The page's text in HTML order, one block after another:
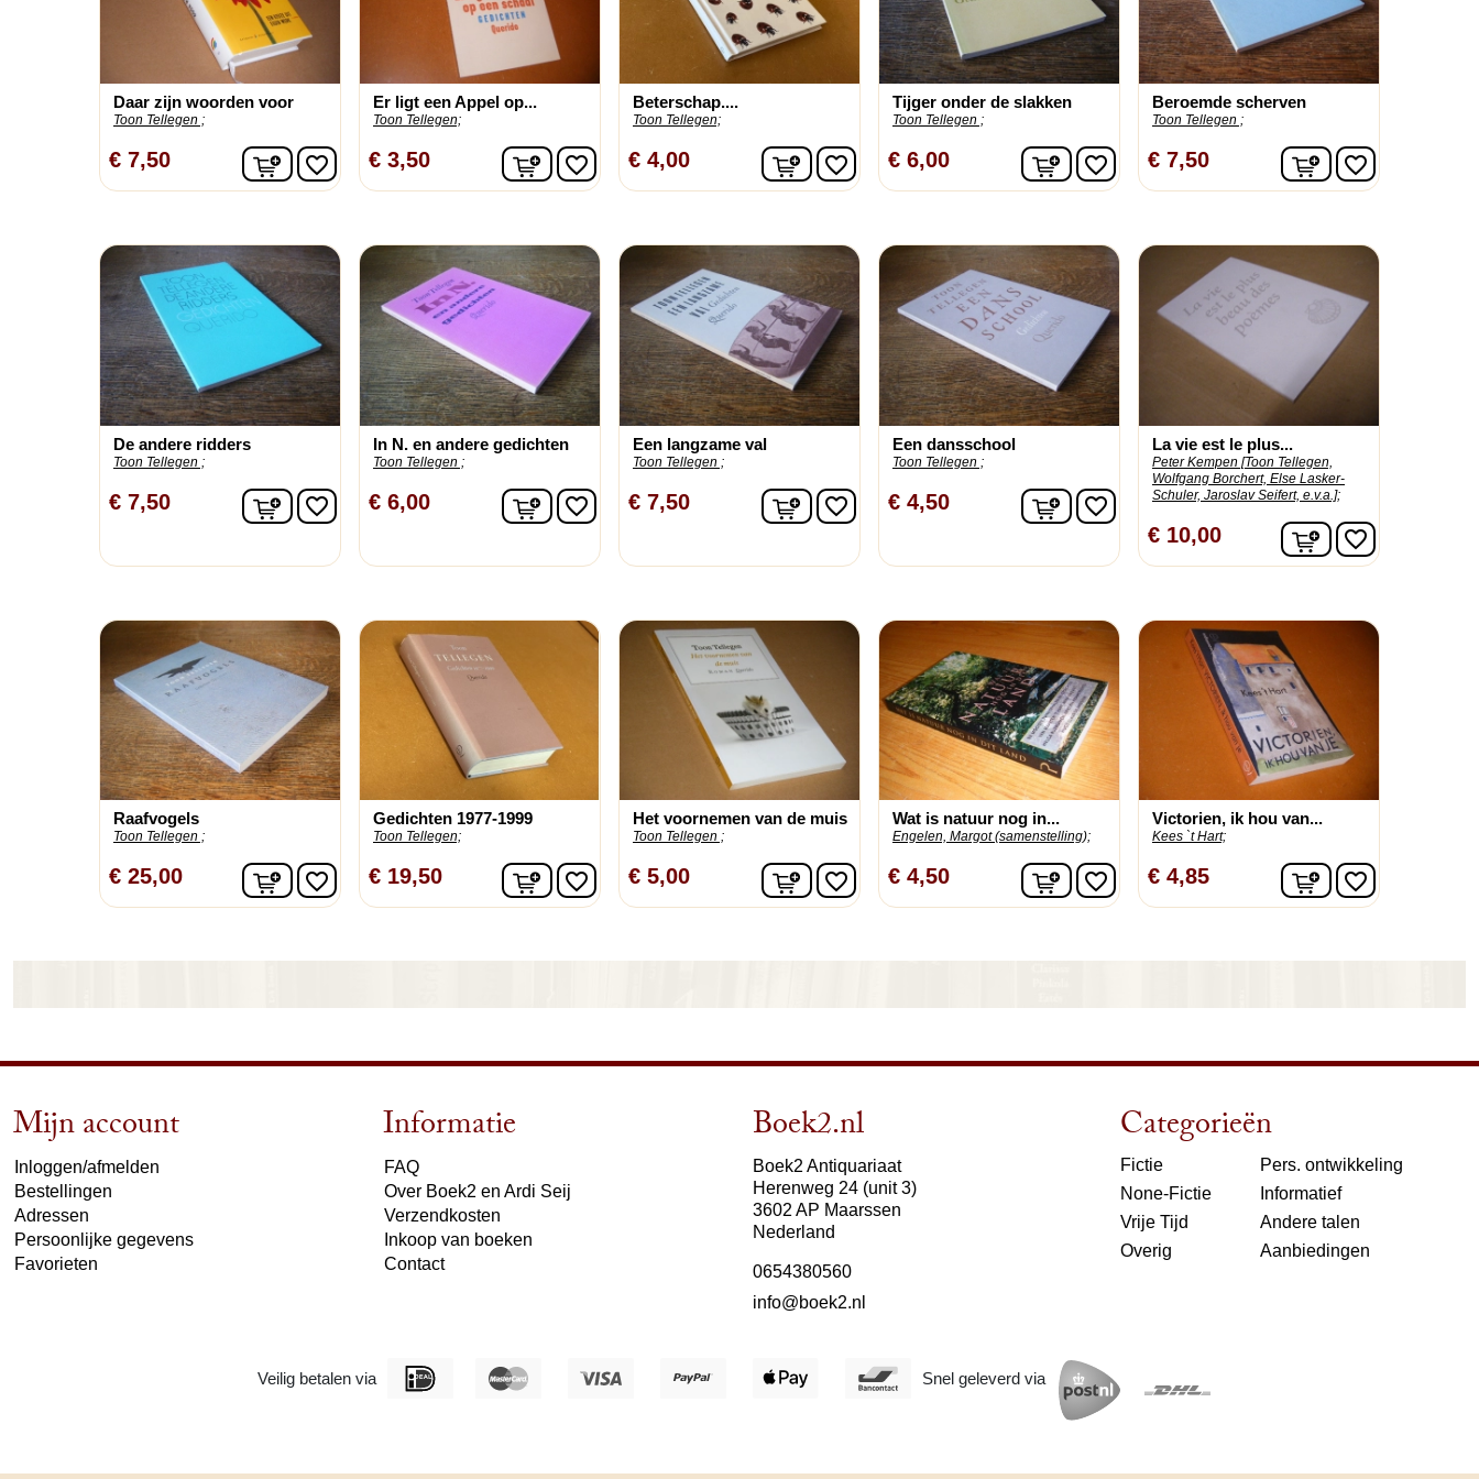
Daar zijn woorden voor
Toon Tellegen ;
€ 7,50 In winkelwagen
favorite_border
Er ligt een Appel op...
Toon Tellegen;
€ 3,50 In winkelwagen
favorite_border
Beterschap....
Toon Tellegen;
€ 4,00 In winkelwagen
favorite_border
Tijger onder de slakken
Toon Tellegen ;
€ 6,00 In winkelwagen
favorite_border
Beroemde scherven
Toon Tellegen ;
€ 7,50 In winkelwagen
favorite_border
De andere ridders
Toon Tellegen ;
€ 7,50 In winkelwagen
favorite_border
In N. en andere gedichten
Toon Tellegen ;
€ 6,00 In winkelwagen
favorite_border
Een langzame val
Toon Tellegen ;
€ 7,50 In winkelwagen
favorite_border
Een dansschool
Toon Tellegen ;
€ 4,50 In winkelwagen
favorite_border
La vie est le plus...
Peter Kempen [Toon Tellegen,
Wolfgang Borchert, Else Lasker-
Schuler, Jaroslav Seifert, e.v.a.];
€ 10,00 In winkelwagen
favorite_border
Raafvogels
Toon Tellegen ;
€ 25,00 In winkelwagen
favorite_border
Gedichten 1977-1999
Toon Tellegen;
€ 19,50 In winkelwagen
favorite_border
Het voornemen van de muis
Toon Tellegen ;
€ 5,00 In winkelwagen
favorite_border
Wat is natuur nog in...
Engelen, Margot (samenstelling);
€ 4,50 In winkelwagen
favorite_border
Victorien, ik hou van...
Kees `t Hart;
€ 4,85 In winkelwagen
favorite_border
Mijn account
Inloggen/afmelden
Bestellingen
Adressen
Persoonlijke gegevens
Favorieten
Informatie
FAQ
Over Boek2 en Ardi Seij
Verzendkosten
Inkoop van boeken
Contact
Boek2.nl
Boek2 Antiquariaat
Herenweg 24 (unit 3)
3602 AP Maarssen
Nederland
0654380560
info@boek2.nl
Categorieën
Fictie
None-Fictie
Vrije Tijd
Overig
Pers. ontwikkeling
Informatief
Andere talen
Aanbiedingen
Veilig betalen via Snel geleverd via